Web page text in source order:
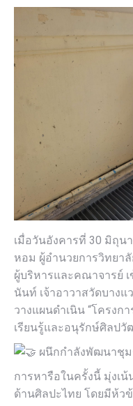
เมื่อวันอังคารที่ 30 มิถุน
หอม ผู้อำนวยการวิทยา
ผู้บริหารและคณาจารย์
นันท์ เจ้าอาวาสวัดบาง
วางแผนดำเนิน “โครงก
เรียนรู้และอนุรักษ์ศิลปวั
ผนึกกำลังพัฒนาชุ
การหารือในครั้งนี้ มุ่งเ
ด้านศิลปะไทย โดยมีห้ว